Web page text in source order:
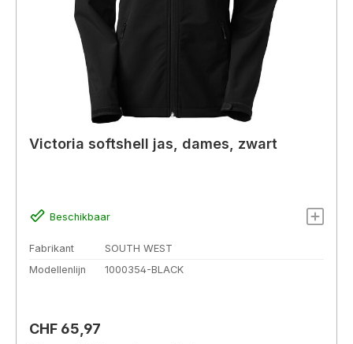
Victoria softshell jas, dames, zwart
Beschikbaar
Fabrikant
SOUTH WEST
Modellenlijn
1000354-BLACK
Normale prijs:
CHF 65,97